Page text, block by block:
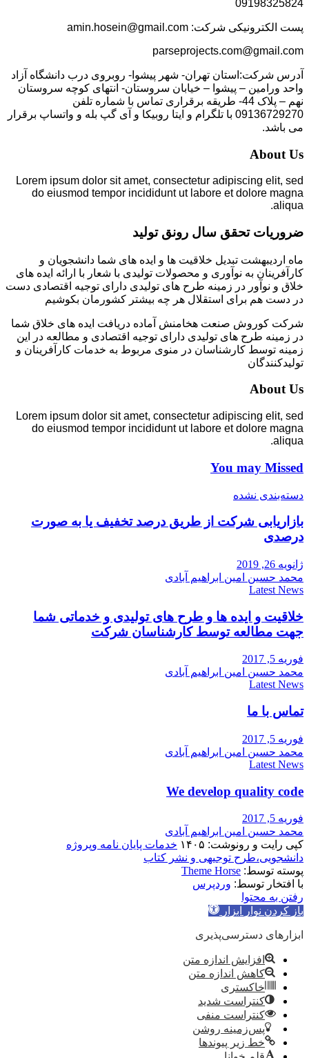
09198325824
پست الکترونیکی شرکت: amin.hosein@gmail.com
parseprojects.com@gmail.com
آدرس شرکت:استان تهران- شهر پیشوا- روبروی درب دانشگاه آزاد
واحد ورامین – پیشوا – خیابان سروستان- انتهای کوچه سروستان
نهم – پلاک 44- طریقه برقراری تماس با شماره تلفن
09136729270 با تلگرام و ایتا روبیکا و آی گپ بله و واتساپ برقرار
می باشد.
About Us
Lorem ipsum dolor sit amet, consectetur adipiscing elit, sed
do eiusmod tempor incididunt ut labore et dolore magna
aliqua.
ضروریات تحقق سال رونق تولید
ماه اردیبهشت تبدیل خلاقیت ها و ایده های شما دانشجویان و
کارآفرینان به نوآوری و محصولات تولیدی با شعار با ارائه ایده های
خلاق و نوآور در زمینه طرح های تولیدی دارای توجیه اقتصادی دست
در دست هم برای استقلال هر چه بیشتر کشورمان بکوشیم
شرکت کوروش صنعت هخامنش آماده دریافت ایده های خلاق شما
در زمینه طرح های تولیدی دارای توجیه اقتصادی و مطالعه در این
زمینه توسط کارشناسان در منوی مربوط به خدمات کارآفرینان و
تولیدکنندگان
About Us
Lorem ipsum dolor sit amet, consectetur adipiscing elit, sed
do eiusmod tempor incididunt ut labore et dolore magna
aliqua.
You may Missed
دسته‌بندی نشده
بازاریابی شرکت از طریق درصد تخفیف یا به صورت
درصدی
ژانویه 26, 2019
محمد حسین امین ابراهیم آبادی
Latest News
خلاقیت و ایده ها و طرح های تولیدی و خدماتی شما
جهت مطالعه توسط کارشناسان شرکت
فوریه 5, 2017
محمد حسین امین ابراهیم آبادی
Latest News
تماس با ما
فوریه 5, 2017
محمد حسین امین ابراهیم آبادی
Latest News
We develop quality code
فوریه 5, 2017
محمد حسین امین ابراهیم آبادی
کپی رایت و رونوشت: ۱۴۰۵
خدمات پایان نامه وپروژه
دانشجویی،طرح توجیهی و نشر کتاب
پوسته توسط: Theme Horse
با افتخار توسط: وردپرس
رفتن به محتوا
باز کردن نوار ابزار
ابزارهای دسترسی‌پذیری
افزایش اندازه متن
کاهش اندازه متن
خاکستری
کنتراست شدید
کنتراست منفی
پس‌زمینه روشن
خط زیر پیوندها